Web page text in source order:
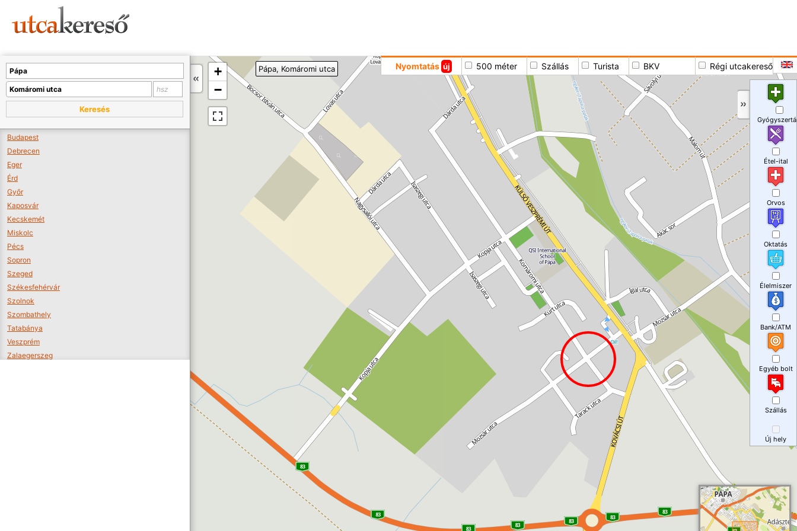
+
−
Nyomtatás új 500 méter Szállás Turista BKV Régi utcakereső
Pápa, Komáromi utca
Keresés
Budapest
Debrecen
Eger
Érd
Győr
Kaposvár
Kecskemét
Miskolc
Pécs
Sopron
Szeged
Székesfehérvár
Szolnok
Szombathely
Tatabánya
Veszprém
Zalaegerszeg
Étel-ital
Orvos
Oktatás
Élelmiszer
Bank/ATM
Egyéb bolt
Szállás
Új hely
A térképet kicsinyíteni kell, hogy látszódjanak a boltok.
Boltok látszódjanak >>